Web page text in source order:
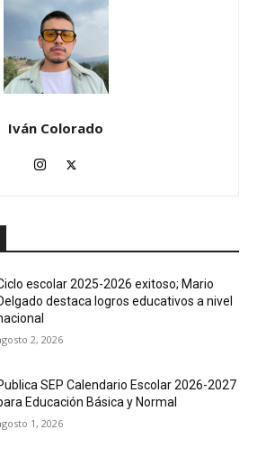
Iván Colorado
escolar 2025-2026 exitoso; Mario
destaca logros educativos a nivel
2, 2026
SEP Calendario Escolar 2026-2027
Educación Básica y Normal
1, 2026